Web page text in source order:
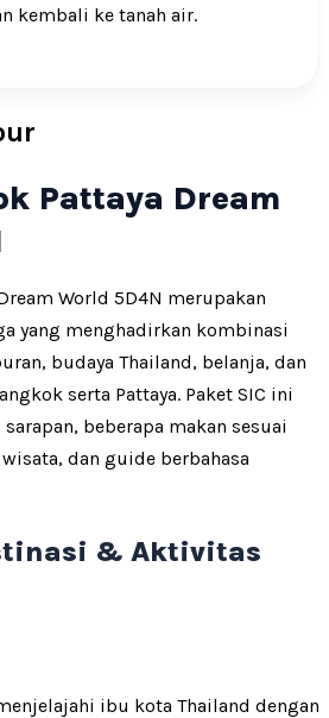
kembali ke tanah air.
Pattaya Dream
World 5D4N merupakan
yang menghadirkan kombinasi
budaya Thailand, belanja, dan
serta Pattaya. Paket SIC ini
beberapa makan sesuai
dan guide berbahasa
& Aktivitas
ibu kota Thailand dengan